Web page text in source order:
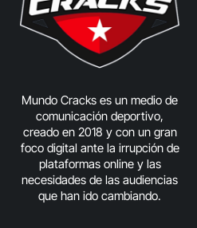
Mundo Cracks es un medio de
comunicación deportivo,
creado en 2018 y con un gran
foco digital ante la irrupción de
plataformas online y las
necesidades de las audiencias
que han ido cambiando.